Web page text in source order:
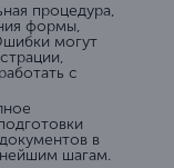
процедура,
формы,
могут
с
в
шагам.